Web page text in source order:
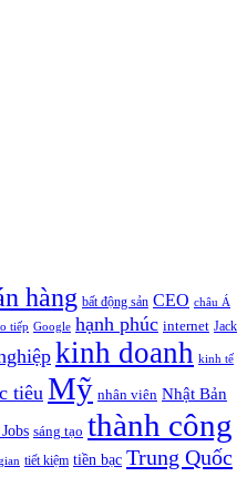
hàng bất động sản CEO châu Á
tiếp Google hạnh phúc internet Jack
kinh doanh kinh tế
tiêu Mỹ nhân viên Nhật Bản
sáng tạo thành công
tiết kiệm tiền bạc Trung Quốc